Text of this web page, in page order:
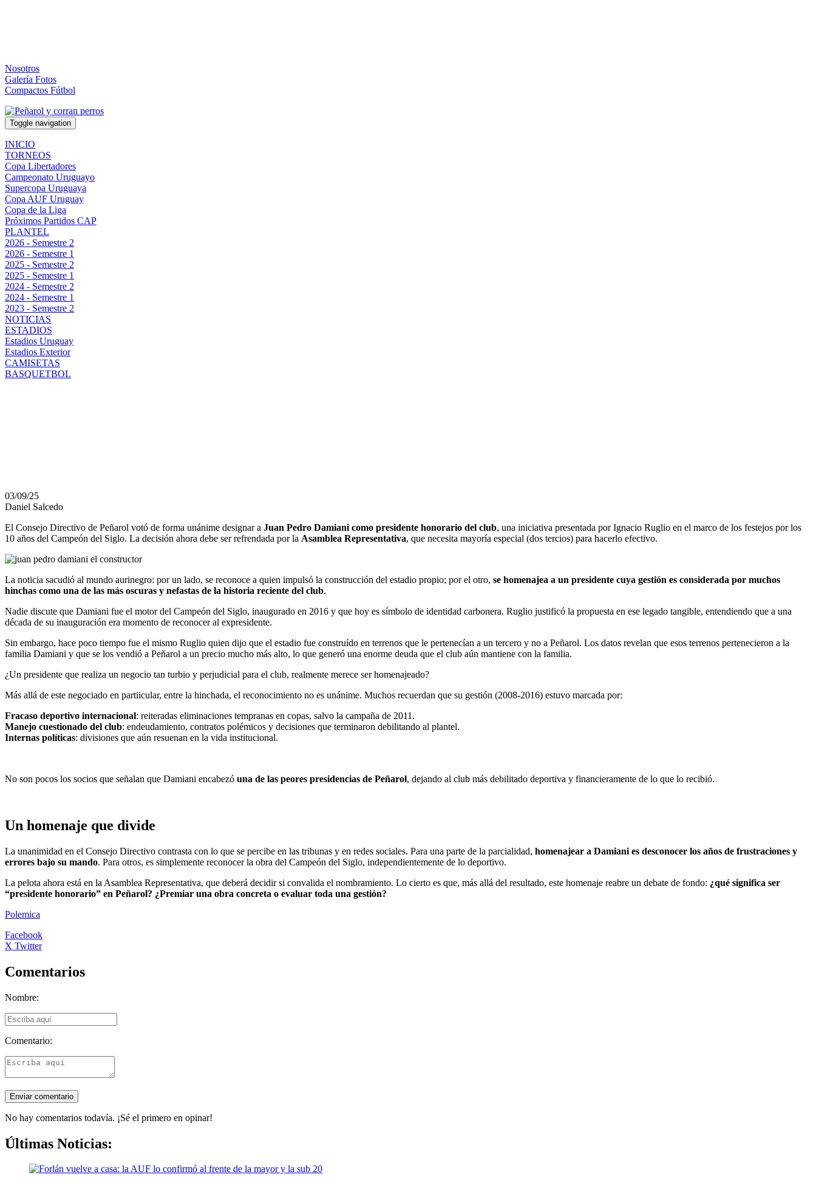
Nosotros
Galería Fotos
Compactos Fútbol
Toggle navigation
INICIO
TORNEOS
Copa Libertadores
Campeonato Uruguayo
Supercopa Uruguaya
Copa AUF Uruguay
Copa de la Liga
Próximos Partidos CAP
PLANTEL
2026 - Semestre 2
2026 - Semestre 1
2025 - Semestre 2
2025 - Semestre 1
2024 - Semestre 2
2024 - Semestre 1
2023 - Semestre 2
NOTICIAS
ESTADIOS
Estadios Uruguay
Estadios Exterior
CAMISETAS
BASQUETBOL
03/09/25
Daniel Salcedo
El Consejo Directivo de Peñarol votó de forma unánime designar a Juan Pedro Damiani como presidente honorario del club, una iniciativa presentada por Ignacio Ruglio en el marco de los festejos por los
10 años del Campeón del Siglo. La decisión ahora debe ser refrendada por la Asamblea Representativa, que necesita mayoría especial (dos tercios) para hacerlo efectivo.
La noticia sacudió al mundo aurinegro: por un lado, se reconoce a quien impulsó la construcción del estadio propio; por el otro, se homenajea a un presidente cuya gestión es considerada por muchos
hinchas como una de las más oscuras y nefastas de la historia reciente del club.
Nadie discute que Damiani fue el motor del Campeón del Siglo, inaugurado en 2016 y que hoy es símbolo de identidad carbonera. Ruglio justificó la propuesta en ese legado tangible, entendiendo que a una
década de su inauguración era momento de reconocer al expresidente.
Sin embargo, hace poco tiempo fue el mismo Ruglio quien dijo que el estadio fue construído en terrenos que le pertenecían a un tercero y no a Peñarol. Los datos revelan que esos terrenos pertenecieron a la
familia Damiani y que se los vendió a Peñarol a un precio mucho más alto, lo que generó una enorme deuda que el club aún mantiene con la familia.
¿Un presidente que realiza un negocio tan turbio y perjudicial para el club, realmente merece ser homenajeado?
Más allá de este negociado en partiicular, entre la hinchada, el reconocimiento no es unánime. Muchos recuerdan que su gestión (2008-2016) estuvo marcada por:
Fracaso deportivo internacional: reiteradas eliminaciones tempranas en copas, salvo la campaña de 2011.
Manejo cuestionado del club: endeudamiento, contratos polémicos y decisiones que terminaron debilitando al plantel.
Internas políticas: divisiones que aún resuenan en la vida institucional.
No son pocos los socios que señalan que Damiani encabezó una de las peores presidencias de Peñarol, dejando al club más debilitado deportiva y financieramente de lo que lo recibió.
Un homenaje que divide
La unanimidad en el Consejo Directivo contrasta con lo que se percibe en las tribunas y en redes sociales. Para una parte de la parcialidad, homenajear a Damiani es desconocer los años de frustraciones y
errores bajo su mando. Para otros, es simplemente reconocer la obra del Campeón del Siglo, independientemente de lo deportivo.
La pelota ahora está en la Asamblea Representativa, que deberá decidir si convalida el nombramiento. Lo cierto es que, más allá del resultado, este homenaje reabre un debate de fondo: ¿qué significa ser
“presidente honorario” en Peñarol? ¿Premiar una obra concreta o evaluar toda una gestión?
Polemica
Facebook
X Twitter
Comentarios
Nombre:
Comentario:
No hay comentarios todavía. ¡Sé el primero en opinar!
Últimas Noticias: